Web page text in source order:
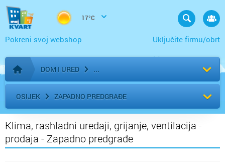
17°C
Uključite firmu/obrt
Pokreni svoj webshop
Početna stranica
DOM I URED
OSIJEK ZAPADNO PREDGRAĐE
Klima, rashladni uređaji, grijanje, ventilacija -
prodaja - Zapadno predgrađe